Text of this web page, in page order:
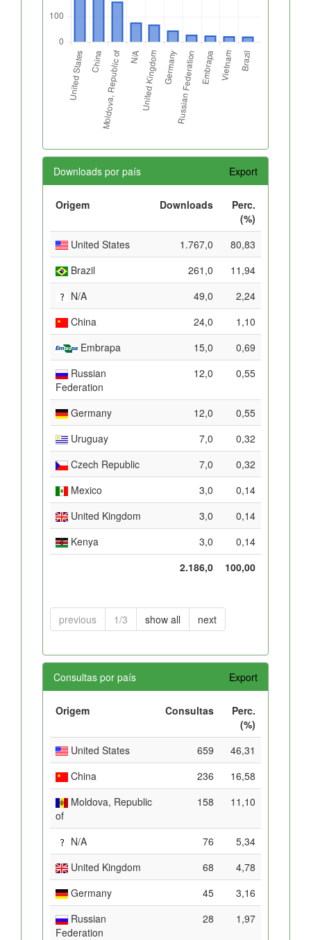
Downloads por país Export
Origem Downloads
Perc.
(%)
United States
1.767,0
80,83
Brazil
261,0
11,94
N/A
49,0
2,24
China
24,0
1,10
Embrapa
15,0
0,69
Russian
Federation
12,0 0,55
Germany 12,0
0,55
Uruguay
7,0
0,32
Czech Republic
7,0
0,32
Mexico
3,0
0,14
United Kingdom
3,0
0,14
Kenya
3,0
0,14
2.186,0
100,00
previous 1/3 show all next
Consultas por país Export
Origem Consultas
Perc.
(%)
United States
659
46,31
China
236
16,58
Moldova, Republic
of
158 11,10
N/A 76
5,34
United Kingdom
68
4,78
Germany
45
3,16
Russian
Federation
28 1,97